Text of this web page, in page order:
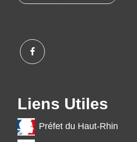
Liens Utiles
Préfet du Haut-Rhin